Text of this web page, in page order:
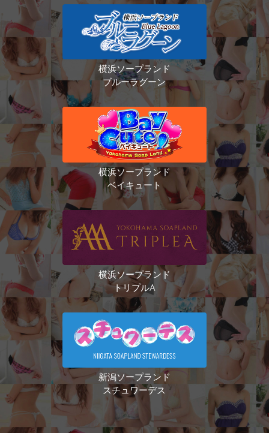
横浜ソープランド
ブルーラグーン
横浜ソープランド
ベイキュート
横浜ソープランド
トリプルA
新潟ソープランド
スチュワーデス